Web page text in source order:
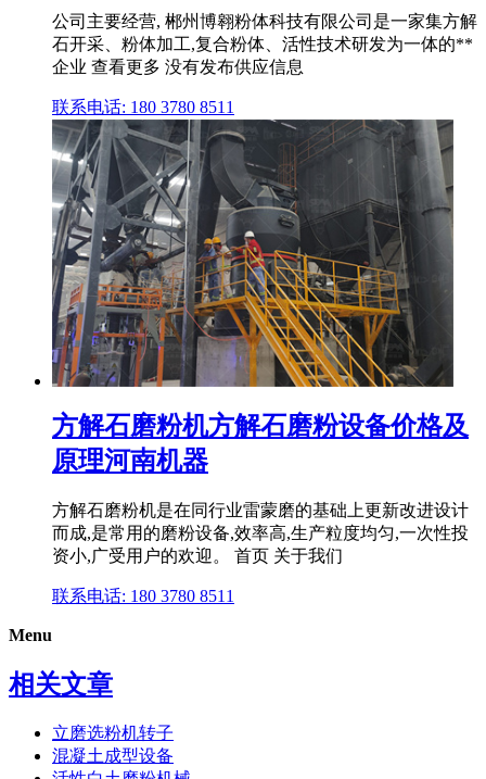
公司主要经营, 郴州博翱粉体科技有限公司是一家集方解
石开采、粉体加工,复合粉体、活性技术研发为一体的**
企业 查看更多 没有发布供应信息
联系电话: 180 3780 8511
方解石磨粉机方解石磨粉设备价格及
原理河南机器
方解石磨粉机是在同行业雷蒙磨的基础上更新改进设计
而成,是常用的磨粉设备,效率高,生产粒度均匀,一次性投
资小,广受用户的欢迎。 首页 关于我们
联系电话: 180 3780 8511
Menu
相关文章
立磨选粉机转子
混凝土成型设备